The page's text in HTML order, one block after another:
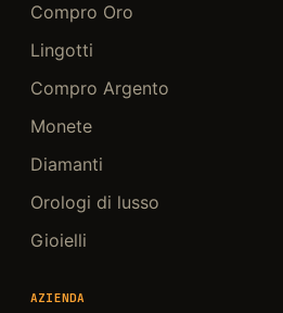
Compro Oro
Lingotti
Compro Argento
Monete
Diamanti
Orologi di lusso
Gioielli
AZIENDA